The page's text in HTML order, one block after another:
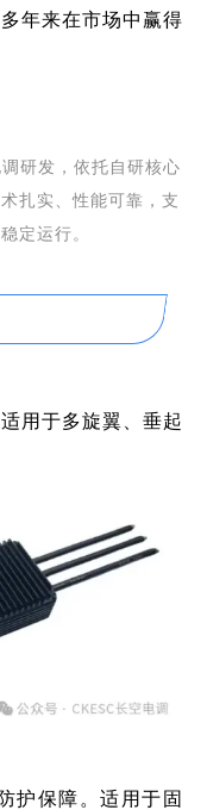
年来在市场中赢得
研发，依托自研核心
扎实、性能可靠，支
定运行。
用于多旋翼、垂起
护保障。适用于固